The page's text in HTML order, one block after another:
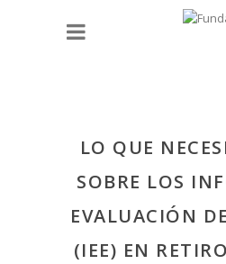
LO QUE
SOBRE LOS
EVALUACIÓN
(IEE) EN